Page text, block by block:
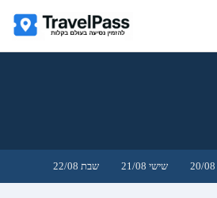
שישי 21/08 שבת 22/08